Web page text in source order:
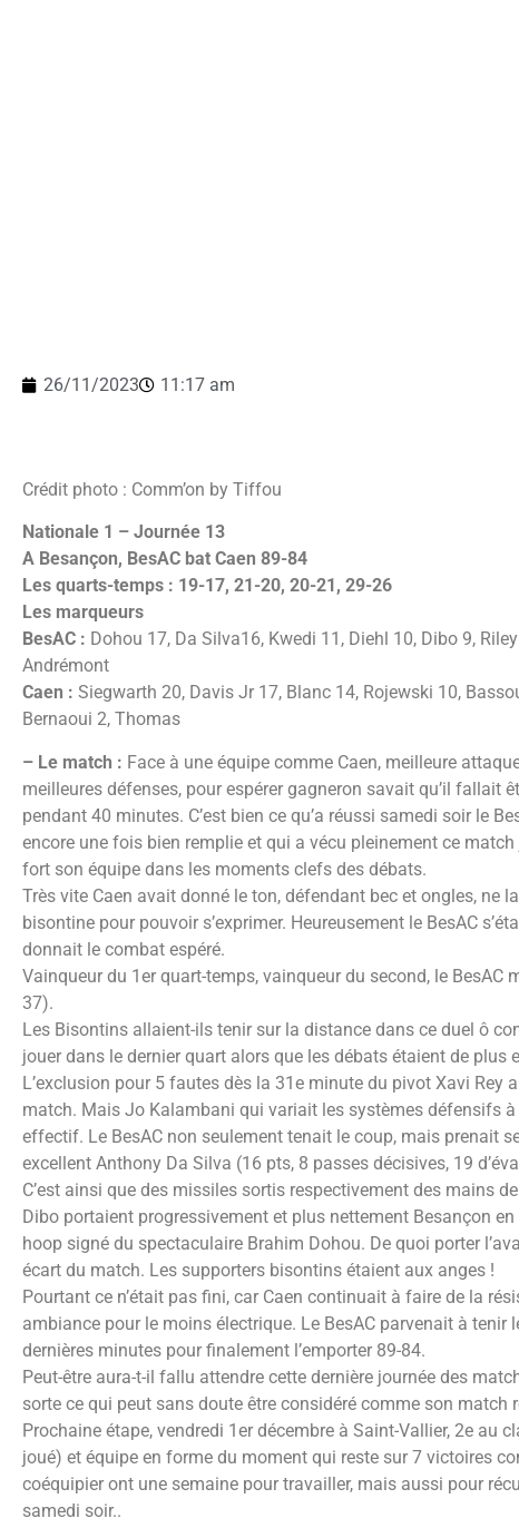
26/11/2023 11:17 am
Crédit photo : Comm’on by Tiffou
Nationale 1 – Journée 13
A Besançon, BesAC bat Caen 89-84
Les quarts-temps : 19-17, 21-20, 20-21, 29-26
Les marqueurs
BesAC : Dohou 17, Da Silva16, Kwedi 11, Diehl 10, Dibo 9,
Andrémont
Caen : Siegwarth 20, Davis Jr 17, Blanc 14, Rojewski 10,
Bernaoui 2, Thomas
– Le match : Face à une équipe comme Caen, meilleure
meilleures défenses, pour espérer gagneron savait qu’il fallait
pendant 40 minutes. C’est bien ce qu’a réussi samedi soir le
encore une fois bien remplie et qui a vécu pleinement ce
fort son équipe dans les moments clefs des débats.
Très vite Caen avait donné le ton, défendant bec et ongles, ne
bisontine pour pouvoir s’exprimer. Heureusement le BesAC
donnait le combat espéré.
Vainqueur du 1er quart-temps, vainqueur du second, le BesAC
37).
Les Bisontins allaient-ils tenir sur la distance dans ce duel ô
jouer dans le dernier quart alors que les débats étaient de plus
L’exclusion pour 5 fautes dès la 31e minute du pivot Xavi Rey
match. Mais Jo Kalambani qui variait les systèmes défensifs
effectif. Le BesAC non seulement tenait le coup, mais prenait
excellent Anthony Da Silva (16 pts, 8 passes décisives, 19
C’est ainsi que des missiles sortis respectivement des mains
Dibo portaient progressivement et plus nettement Besançon
hoop signé du spectaculaire Brahim Dohou. De quoi porter
écart du match. Les supporters bisontins étaient aux anges !
Pourtant ce n’était pas fini, car Caen continuait à faire de la
ambiance pour le moins électrique. Le BesAC parvenait à tenir
dernières minutes pour finalement l’emporter 89-84.
Peut-être aura-t-il fallu attendre cette dernière journée des
sorte ce qui peut sans doute être considéré comme son match
Prochaine étape, vendredi 1er décembre à Saint-Vallier, 2e au
joué) et équipe en forme du moment qui reste sur 7 victoires
coéquipier ont une semaine pour travailler, mais aussi pour
samedi soir..